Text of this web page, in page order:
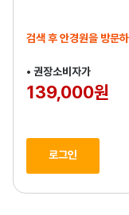
검색 후 안경원을 방문
• 권장소비자가
139,000원
로그인